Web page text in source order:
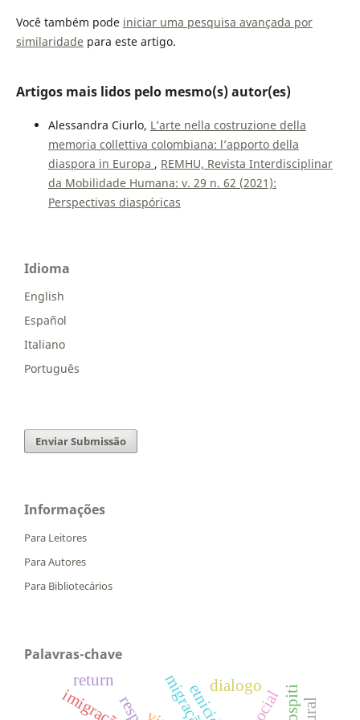
Você também pode iniciar uma pesquisa avançada por
similaridadepara este artigo.
Artigos mais lidos pelo mesmo(s) autor(es)
Alessandra Ciurlo, L’arte nella costruzione della
memoria collettiva colombiana: l’apporto della
diaspora in Europa , REMHU, Revista Interdisciplinar
da Mobilidade Humana: v. 29 n. 62 (2021):
Perspectivas diaspóricas
Idioma
English
Español
Italiano
Português
Enviar Submissão
Informações
Para Leitores
Para Autores
Para Bibliotecários
Palavras-chave
dialogo
migração
return